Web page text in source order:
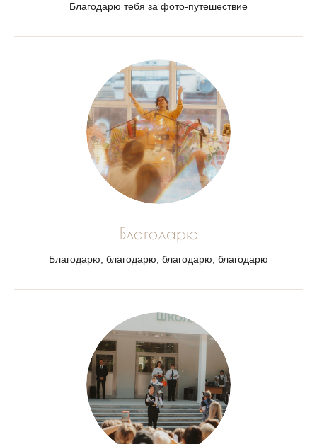
Благодарю тебя за фото-путешествие
Благодарю
Благодарю, благодарю, благодарю, благодарю